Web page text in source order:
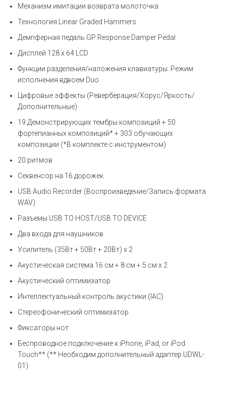
Механизм имитации возврата молоточка
Технология Linear Graded Hammers
Демпферная педаль GP Response Damper Pedal
Дисплей 128 x 64 LCD
Функции разделения/наложения клавиатуры. Режим
исполнения вдвоем Duo
Цифровые эффекты (Реверберация/Хорус/Яркость/
Дополнительные)
19 Демонстрирующих тембры композиций + 50
фортепианных композиций* + 303 обучающих
композиции (*В комплекте с инструментом)
20 ритмов
Секвенсор на 16 дорожек
USB Audio Recorder (Воспроизведение/Запись формата
WAV)
Разъемы USB TO HOST/USB TO DEVICE
Два входа для наушников
Усилитель (35Вт + 50Вт + 20Вт) x 2
Акустическая система 16 см + 8 см + 5 см x 2
Акустический оптимизатор
Интеллектуальный контроль акустики (IAC)
Стереофонический оптимизатор
Фиксаторы нот
Беспроводное подключение к iPhone, iPad, or iPod
Touch** (** Необходим дополнительный адаптер UDWL-
01)